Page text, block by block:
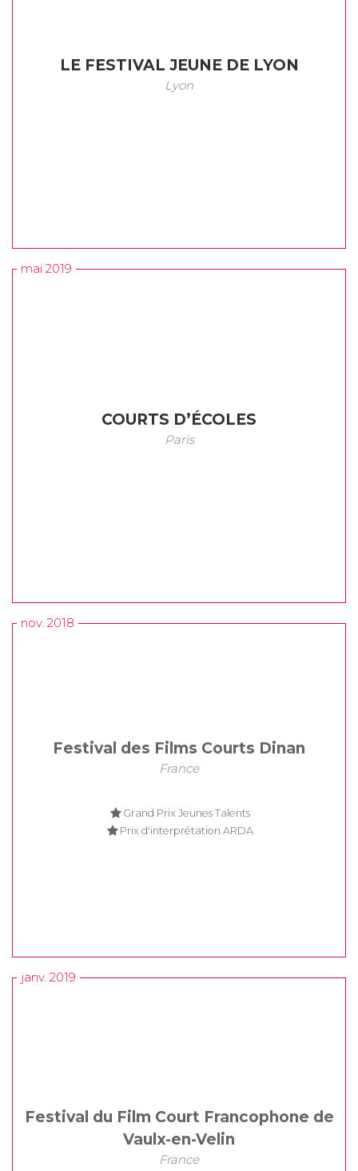
LE FESTIVAL JEUNE DE LYON
Lyon
mai 2019
COURTS D’ÉCOLES
Paris
nov. 2018
Festival des Films Courts Dinan
France
Grand Prix Jeunes Talents
Prix d'interprétation ARDA
janv. 2019
Festival du Film Court Francophone de
Vaulx-en-Velin
France